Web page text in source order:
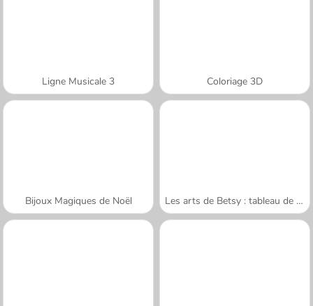
Ligne Musicale 3 Coloriage 3D
Bijoux Magiques de Noël Les arts de Betsy : tableau de sable été